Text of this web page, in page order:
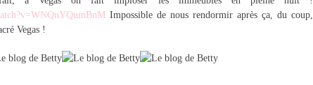
Impossible de nous rendormir après ça, du coup,
Vegas !